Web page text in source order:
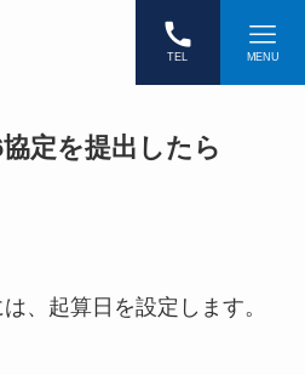
TEL MENU
定を提出したら
、起算日を設定します。